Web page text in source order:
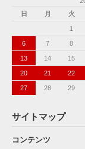
日
月 火
1
6 7 8
13 14 15
20 21 22
27 28 29
サイトマップ
コンテンツ